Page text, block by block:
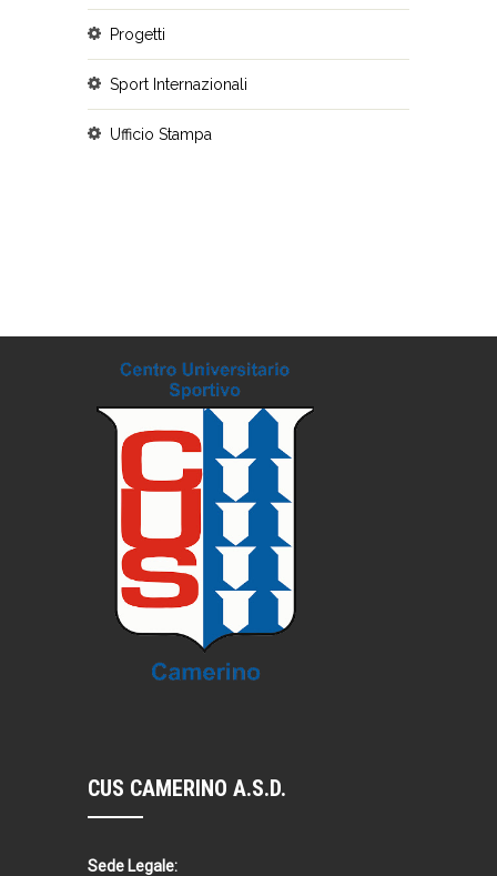
Progetti
Sport Internazionali
Ufficio Stampa
CUS CAMERINO A.S.D.
Sede Legale: